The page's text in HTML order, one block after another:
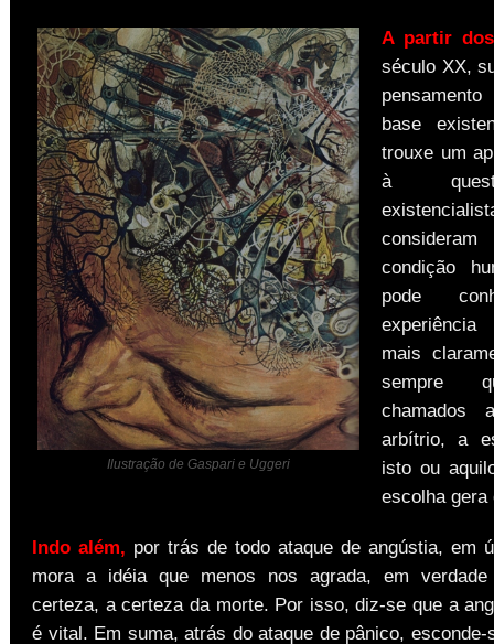
Ilustração de Gaspari e Uggeri
A partir
século XX,
base
trouxe um
à
condição
pode
experiência
mais
sempre
chamados
arbítrio, a
isto ou
escolha gera
Indo além, por trás de todo ataque de angústia, em
mora a idéia que menos nos agrada, em
certeza, a certeza da morte. Por isso, diz-se que a
é vital. Em suma, atrás do ataque de pânico, esconde-